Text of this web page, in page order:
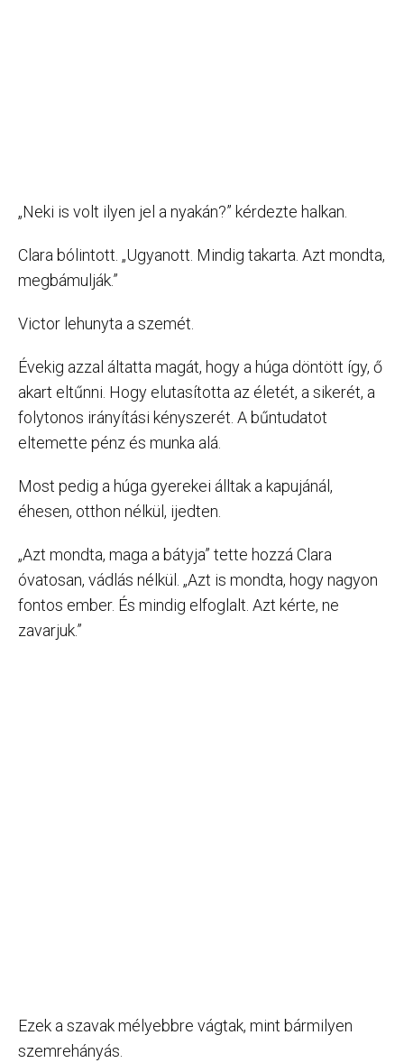
„Neki is volt ilyen jel a nyakán?” kérdezte halkan.
Clara bólintott. „Ugyanott. Mindig takarta. Azt mondta,
megbámulják.”
Victor lehunyta a szemét.
Évekig azzal áltatta magát, hogy a húga döntött így, ő
akart eltűnni. Hogy elutasította az életét, a sikerét, a
folytonos irányítási kényszerét. A bűntudatot
eltemette pénz és munka alá.
Most pedig a húga gyerekei álltak a kapujánál,
éhesen, otthon nélkül, ijedten.
„Azt mondta, maga a bátyja” tette hozzá Clara
óvatosan, vádlás nélkül. „Azt is mondta, hogy nagyon
fontos ember. És mindig elfoglalt. Azt kérte, ne
zavarjuk.”
Ezek a szavak mélyebbre vágtak, mint bármilyen
szemrehányás.